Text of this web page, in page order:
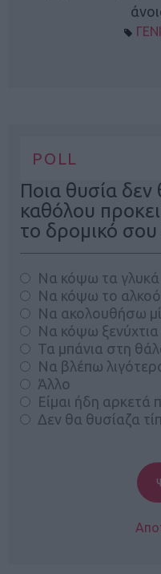
POLL
Ποια θυσία δεν
καθόλου
το δρομικό
Να κόψω τα γλυκά
Να κόψω το
Να ακολουθήσω
Να κόψω ξενύχτια
Τα μπάνια στη
Να βλέπω
Άλλο
Είμαι ήδη αρκετά
Δεν θα θυσίαζα